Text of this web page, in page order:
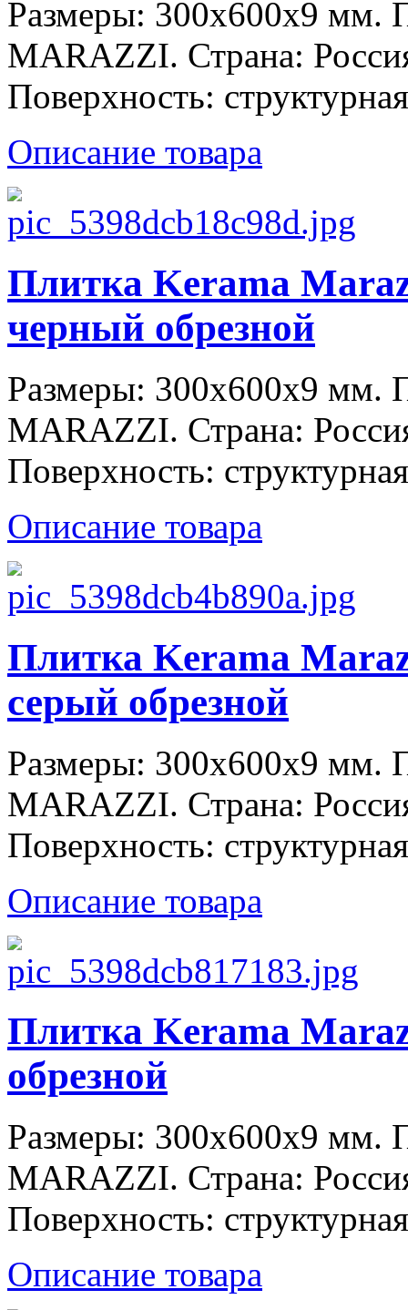
Размеры: 300x600x9 мм.
MARAZZI. Страна:
Поверхность:
Описание товара
Плитка Kerama
черный обрезной
Размеры: 300x600x9 мм.
MARAZZI. Страна:
Поверхность:
Описание товара
Плитка Kerama
серый обрезной
Размеры: 300x600x9 мм.
MARAZZI. Страна:
Поверхность:
Описание товара
Плитка Kerama
обрезной
Размеры: 300x600x9 мм.
MARAZZI. Страна:
Поверхность:
Описание товара